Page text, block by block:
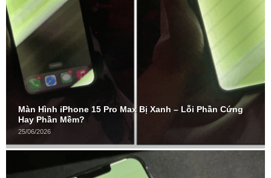
Màn Hình iPhone 15 Pro Max Bị Xanh – Lỗi Phần Cứng
Hay Phần Mềm?
25/06/2026